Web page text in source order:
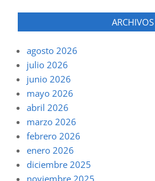
ARCHIVOS
agosto 2026
julio 2026
junio 2026
mayo 2026
abril 2026
marzo 2026
febrero 2026
enero 2026
diciembre 2025